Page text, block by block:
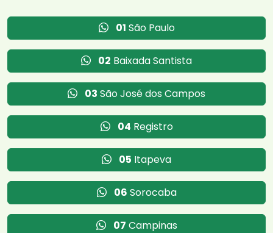
01 São Paulo
02 Baixada Santista
03 São José dos Campos
04 Registro
05 Itapeva
06 Sorocaba
07 Campinas